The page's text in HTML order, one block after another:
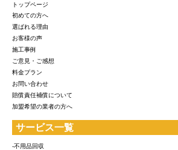
トップページ
初めての方へ
選ばれる理由
お客様の声
施工事例
ご意見・ご感想
料金プラン
お問い合わせ
賠償責任補償について
加盟希望の業者の方へ
サービス一覧
-不用品回収